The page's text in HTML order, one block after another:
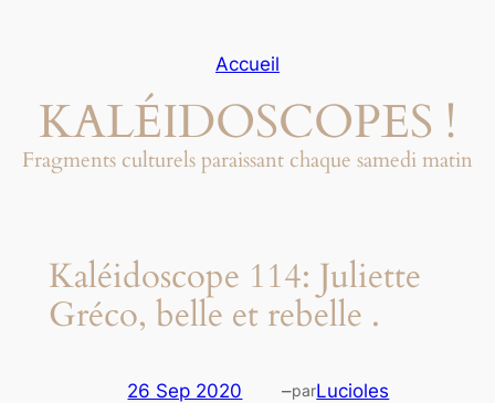
Accueil
KALÉIDOSCOPES !
Fragments culturels paraissant chaque samedi matin
Kaléidoscope 114: Juliette
Gréco, belle et rebelle .
26 Sep 2020 –parLucioles